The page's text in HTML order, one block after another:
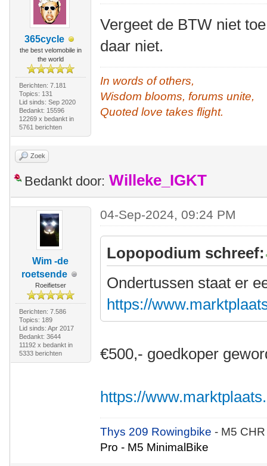
365cycle
the best velomobile in
the world
Berichten: 7.181
Topics: 131
Lid sinds: Sep 2020
Bedankt: 15596
12269 x bedankt in
5761 berichten
Vergeet de BTW niet
daar niet.
In words of others,
Wisdom blooms, forums unite,
Quoted love takes flight.
Zoek
Bedankt door: Willeke_IGKT
Wim -de
roetsende
Roeifietser
Berichten: 7.586
Topics: 189
Lid sinds: Apr 2017
Bedankt: 3644
11192 x bedankt in
5333 berichten
04-Sep-2024, 09:24 PM
Lopopodium schreef:
Ondertussen staat er
https://
€500,- goedkoper
https://
Thys 209 Rowingbike- M5
Pro - M5 MinimalBike